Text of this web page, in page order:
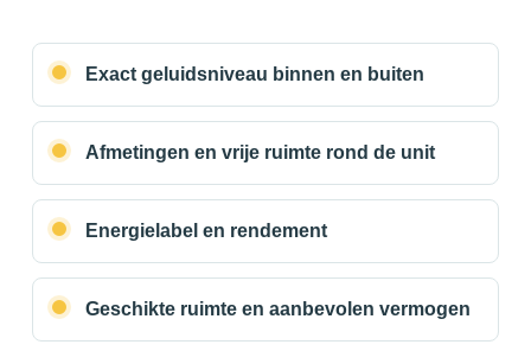
Exact geluidsniveau binnen en buiten
Afmetingen en vrije ruimte rond de unit
Energielabel en rendement
Geschikte ruimte en aanbevolen vermogen